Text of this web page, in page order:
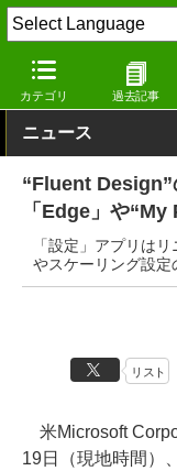
カテゴリ 過去記事
窓の杜 システム・フ
ニュース
“Fluent Design”
「Edge」や
「設定」アプリは
やスケーリング設定
リスト
米Microsoft
19日（現地時間）